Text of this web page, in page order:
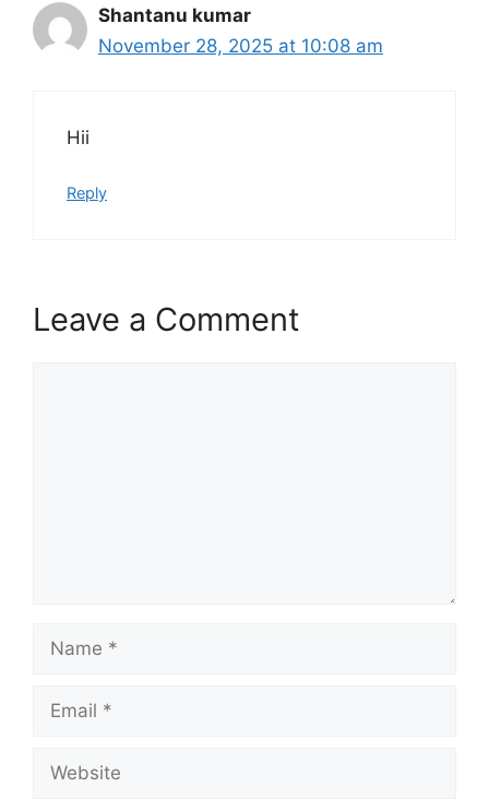
Shantanu kumar
November 28, 2025 at 10:08 am
Hii
Reply
Leave a Comment